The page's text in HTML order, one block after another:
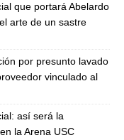
que portará Abelardo
arte de un sastre
por presunto lavado
vinculado al
así será la
la Arena USC